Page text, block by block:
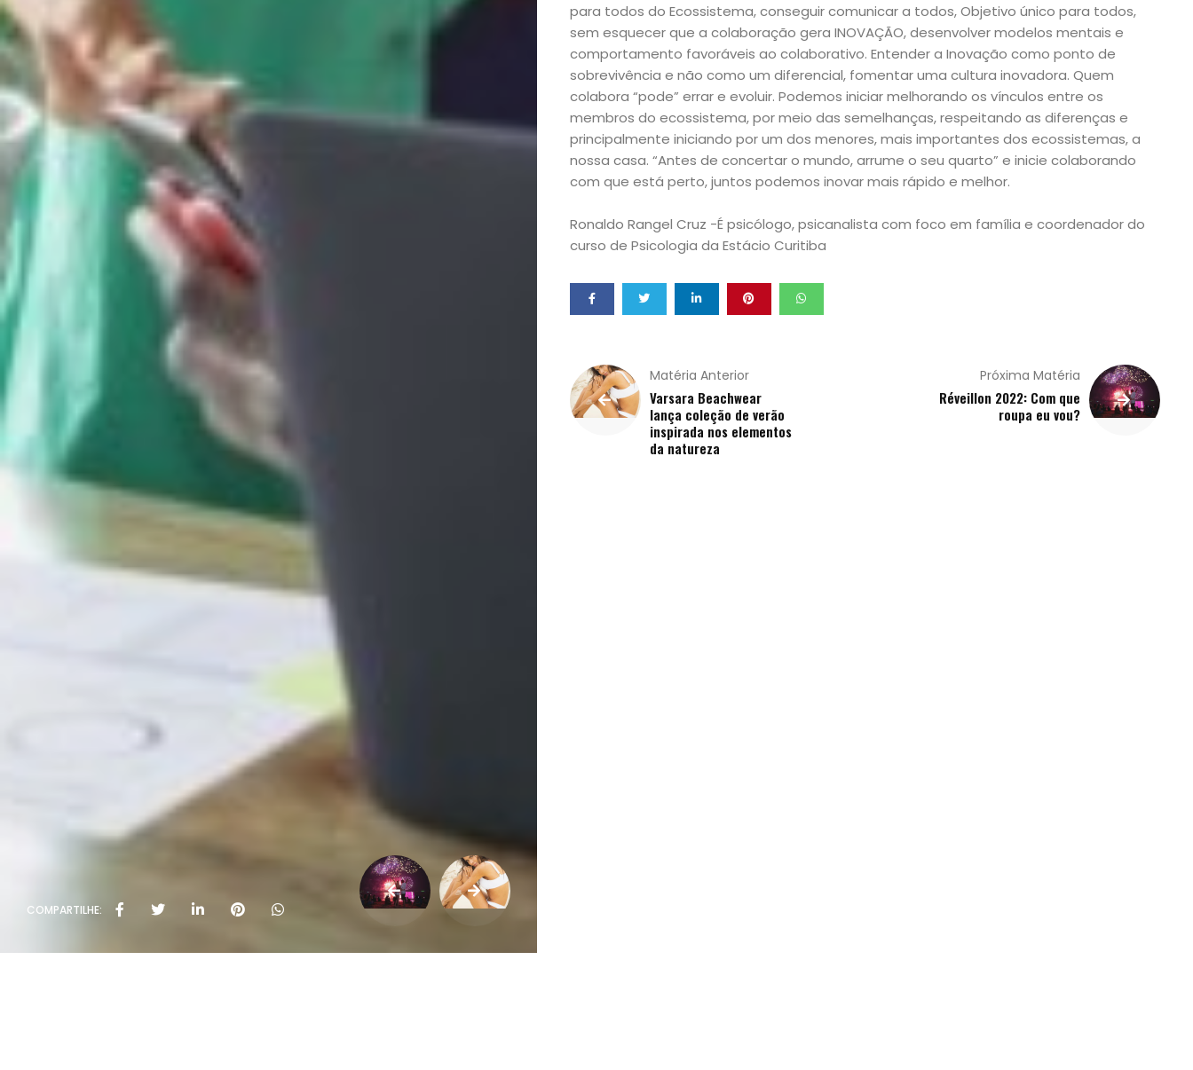
Opinião
Pets
Receitas
Saúde
Qualidade
de
Sexualidade
Variedades
COMPARTILHE:
para todos do Ecossistema, conseguir comunicar a todos, Objetivo único para todos,
sem esquecer que a colaboração gera INOVAÇÃO, desenvolver modelos mentais e
comportamento favoráveis ao colaborativo. Entender a Inovação como ponto de
sobrevivência e não como um diferencial, fomentar uma cultura inovadora. Quem
colabora “pode” errar e evoluir. Podemos iniciar melhorando os vínculos entre os
membros do ecossistema, por meio das semelhanças, respeitando as diferenças e
principalmente iniciando por um dos menores, mais importantes dos ecossistemas, a
nossa casa. “Antes de concertar o mundo, arrume o seu quarto” e inicie colaborando
com que está perto, juntos podemos inovar mais rápido e melhor.
Ronaldo Rangel Cruz -É psicólogo, psicanalista com foco em família e coordenador do
curso de Psicologia da Estácio Curitiba
Matéria Anterior
Varsara Beachwear
lança coleção de verão
inspirada nos elementos
da natureza
Próxima Matéria
Réveillon 2022: Com que
roupa eu vou?